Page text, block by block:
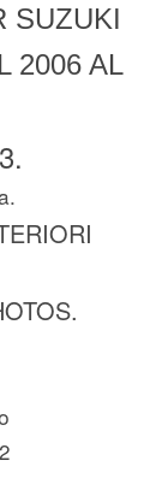
SUZUKI
2006 AL